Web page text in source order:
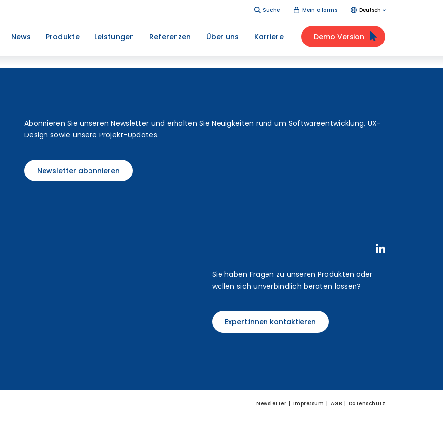
Suche Mein aforms Deutsch
News Produkte Leistungen Referenzen Über uns Karriere Demo Version
Abonnieren Sie unseren Newsletter und erhalten Sie Neuigkeiten rund um Softwareentwicklung, UX-
Design sowie unsere Projekt-Updates.
Newsletter abonnieren
Sie haben Fragen zu unseren Produkten oder
wollen sich unverbindlich beraten lassen?
Expert:innen kontaktieren
Newsletter Impressum AGB Datenschutz